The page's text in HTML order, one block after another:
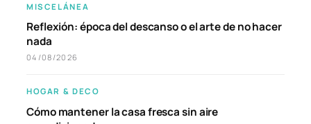
MISCELÁNEA
Reflexión: época del descanso o el arte de no hacer
nada
04/08/2026
HOGAR & DECO
Cómo mantener la casa fresca sin aire